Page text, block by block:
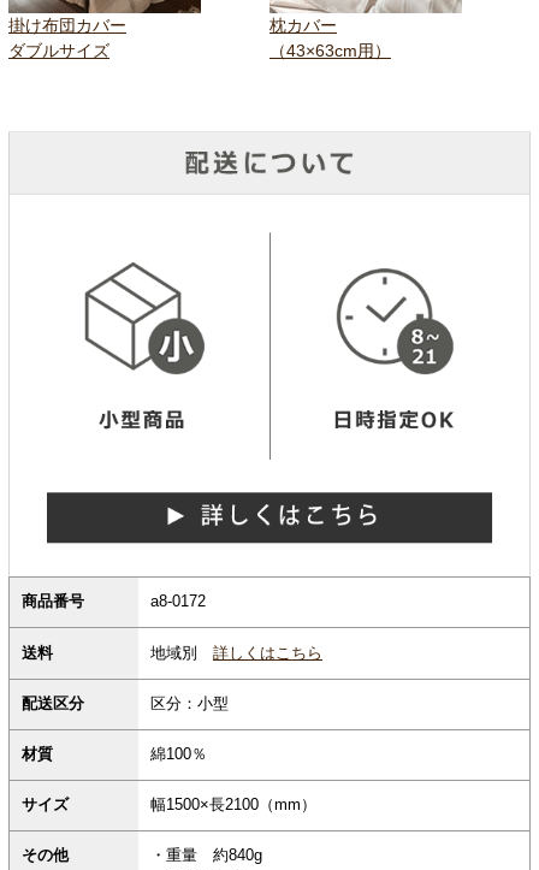
掛け布団カバー
ダブルサイズ
枕カバー
（43×63cm用）
商品番号 a8-0172
送料 地域別 詳しくはこちら
配送区分 区分：小型
材質 綿100％
サイズ 幅1500×長2100（mm）
その他
・重量 約840g